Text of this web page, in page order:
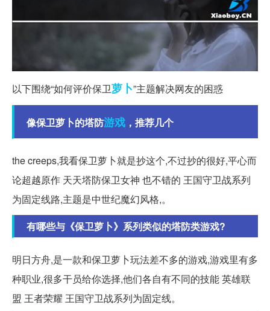
以下围绕“如何评价保卫萝卜”主题解决网友的困惑
像保卫萝卜的塔防游戏 ，推荐几个
the creeps,我看保卫萝卜就是抄这个,不过抄的很好,平心而
论超越原作 天天塔防保卫女神 也不错的 王国守卫战系列
为固定线路,主题是中世纪魔幻风格,。
有哪些与《保卫萝卜》系列类似的塔防类游戏?
明日方舟,是一款和保卫萝卜玩法差不多的游戏,游戏里有多
种职业,很多干员给你选择,他们各自有不同的技能 英雄联
盟 王者荣耀 王国守卫战系列为固定线。